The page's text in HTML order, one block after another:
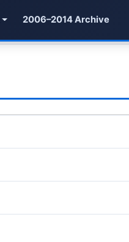
2006–2014 Archive